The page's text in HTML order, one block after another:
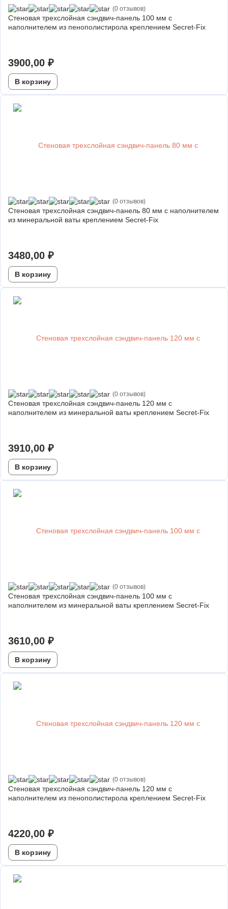
(0 отзывов)
Стеновая трехслойная сэндвич-панель 100 мм с
наполнителем из пенополистирола креплением Secret-Fix
3900,00 ₽
В корзину
(0 отзывов)
Стеновая трехслойная сэндвич-панель 80 мм с наполнителем
из минеральной ваты креплением Secret-Fix
3480,00 ₽
В корзину
(0 отзывов)
Стеновая трехслойная сэндвич-панель 120 мм с
наполнителем из минеральной ваты креплением Secret-Fix
3910,00 ₽
В корзину
(0 отзывов)
Стеновая трехслойная сэндвич-панель 100 мм с
наполнителем из минеральной ваты креплением Secret-Fix
3610,00 ₽
В корзину
(0 отзывов)
Стеновая трехслойная сэндвич-панель 120 мм с
наполнителем из пенополистирола креплением Secret-Fix
4220,00 ₽
В корзину